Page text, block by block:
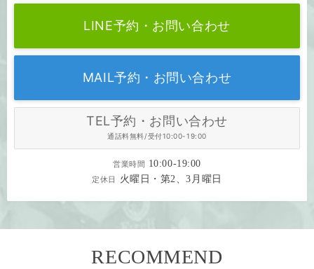
LINE予約・お問い合わせ
MAIL予約・お問い合わせ
TEL予約・お問い合わせ
通話料無料/受付10:00-19:00
営業時間 10:00-19:00
定休日 火曜日・第2、3月曜日
RECOMMEND